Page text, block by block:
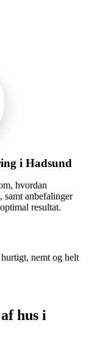
i Hadsund
hvordan
samt anbefalinger
resultat.
nemt og helt
hus i